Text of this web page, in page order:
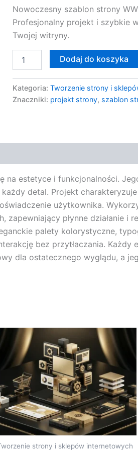
Nowoczesny szablon strony
Profesjonalny projekt i szybkie
Twojej witryny.
Dodaj do koszyka
Kategoria: Tworzenie strony i
Znaczniki: projekt strony, szablon
estetyce i funkcjonalności.
detal. Projekt
użytkownika.
płynne działanie i
palety kolorystyczne,
bez przytłaczania. Każdy
dla ostatecznego wyglądu, a
strony i sklepów internetowych